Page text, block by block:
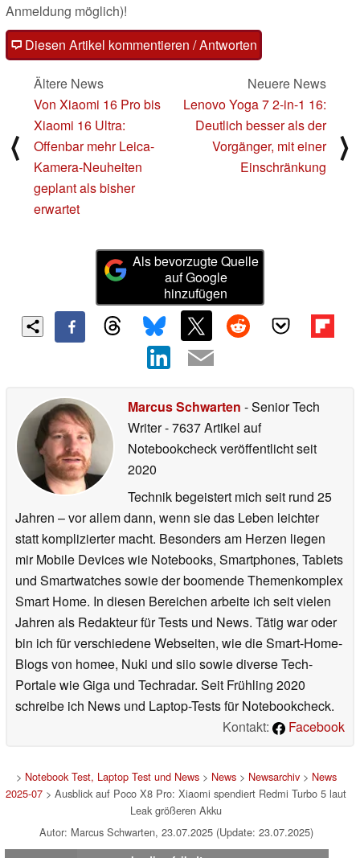
Anmeldung möglich)!
Diesen Artikel kommentieren / Antworten
⟨
Ältere News
Von Xiaomi 16 Pro bis
Xiaomi 16 Ultra:
Offenbar mehr Leica-
Kamera-Neuheiten
geplant als bisher
erwartet
Neuere News
Lenovo Yoga 7 2-in-1 16:
Deutlich besser als der
Vorgänger, mit einer
Einschränkung
⟩
Als bevorzugte Quelle
auf Google
hinzufügen
Marcus Schwarten - Senior Tech
Writer- 7637 Artikel auf
Notebookcheck veröffentlichtseit
2020
Technik begeistert mich seit rund 25
Jahren – vor allem dann, wenn sie das Leben leichter
statt komplizierter macht. Besonders am Herzen liegen
mir Mobile Devices wie Notebooks, Smartphones, Tablets
und Smartwatches sowie der boomende Themenkomplex
Smart Home. In diesen Bereichen arbeite ich seit vielen
Jahren als Redakteur für Tests und News. Tätig war oder
bin ich für verschiedene Webseiten, wie die Smart-Home-
Blogs von homee, Nuki und siio sowie diverse Tech-
Portale wie Giga und Techradar. Seit Frühling 2020
schreibe ich News und Laptop-Tests für Notebookcheck.
Kontakt:
Facebook
> Notebook Test, Laptop Test und News> News> Newsarchiv> News
2025-07 > Ausblick auf Poco X8 Pro: Xiaomi spendiert Redmi Turbo 5 laut
Leak größeren Akku
Autor: Marcus Schwarten, 23.07.2025 (Update: 23.07.2025)